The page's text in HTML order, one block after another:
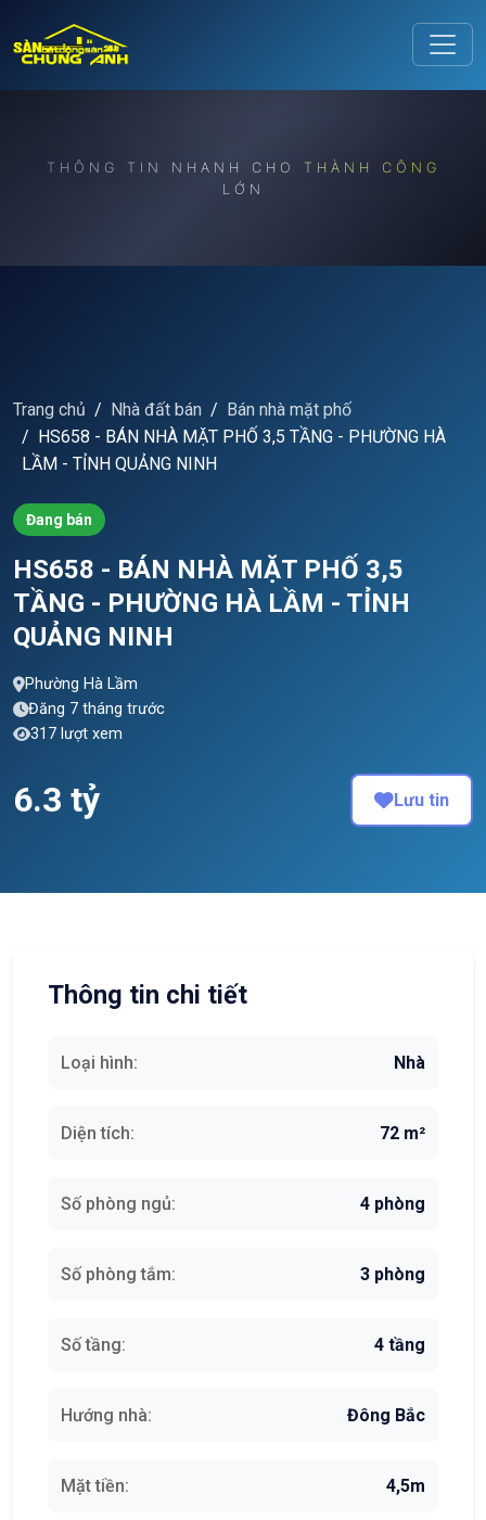
THÔNG TIN NHANH CHO THÀNH CÔNG
LỚN
Trang chủ Nhà đất bán
Bán nhà mặt phố
HS658 - BÁN NHÀ MẶT PHỐ 3,5 TẦNG - PHƯỜNG HÀ
LẦM - TỈNH QUẢNG NINH
Đang bán
HS658 - BÁN NHÀ MẶT PHỐ 3,5
TẦNG - PHƯỜNG HÀ LẦM - TỈNH
QUẢNG NINH
Phường Hà Lầm
Đăng 7 tháng trước
317 lượt xem
6.3 tỷ Lưu tin
Thông tin chi tiết
Loại hình: Nhà
Diện tích: 72 m²
Số phòng ngủ: 4 phòng
Số phòng tắm: 3 phòng
Số tầng: 4 tầng
Hướng nhà: Đông Bắc
Mặt tiền: 4,5m